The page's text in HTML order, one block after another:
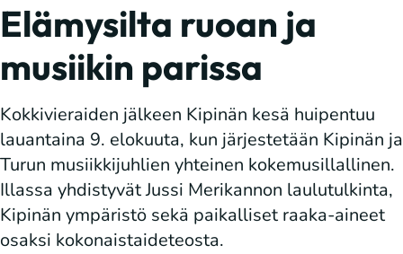
Elämysilta ruoan ja
musiikin parissa
Kokkivieraiden jälkeen Kipinän kesä huipentuu
lauantaina 9. elokuuta, kun järjestetään Kipinän ja
Turun musiikkijuhlien yhteinen kokemusillallinen.
Illassa yhdistyvät Jussi Merikannon laulutulkinta,
Kipinän ympäristö sekä paikalliset raaka-aineet
osaksi kokonaistaideteosta.